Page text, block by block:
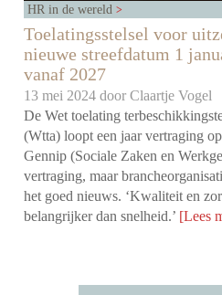
HR in de wereld
Toelatingsstelsel voor
nieuwe streefdatum 1
vanaf 2027
13 mei 2024 doorClaartje Vogel
De Wet toelating
(Wtta) loopt een jaar vertraging
Gennip (Sociale Zaken en
vertraging, maar
het goed nieuws. ‘Kwaliteit en
belangrijker dan snelheid.’ [Lees